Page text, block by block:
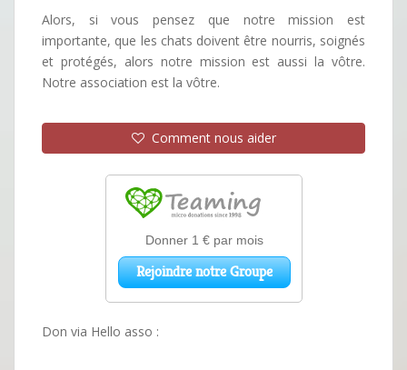
Alors, si vous pensez que notre mission est
importante, que les chats doivent être nourris, soignés
et protégés, alors notre mission est aussi la vôtre.
Notre association est la vôtre.
Comment nous aider
Don via Hello asso :